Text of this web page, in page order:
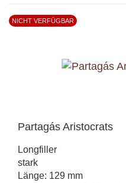
NICHT VERFÜGBAR
Partagás Aristocrats
Longfiller
stark
Länge: 129 mm